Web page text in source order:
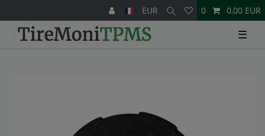
EUR 0 0,00 EUR
☰